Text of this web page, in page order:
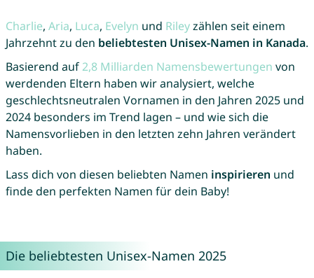
Charlie, Aria, Luca, Evelyn und Rileyzählen seit einem
Jahrzehnt zu den beliebtesten Unisex-Namen in Kanada.
Basierend auf2,8 Milliarden Namensbewertungen von
werdenden Eltern haben wir analysiert, welche
geschlechtsneutralen Vornamen in den Jahren 2025 und
2024 besonders im Trend lagen – und wie sich die
Namensvorlieben in den letzten zehn Jahren verändert
haben.
Lass dich von diesen beliebten Namen inspirieren und
finde den perfekten Namen für dein Baby!
Die beliebtesten Unisex-Namen 2025